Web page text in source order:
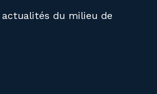
actualités du milieu de